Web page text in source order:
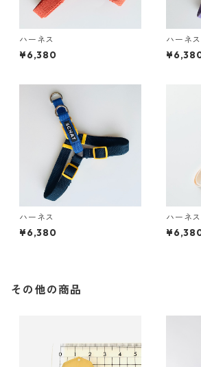
ハーネス
¥6,380
ハーネス
ハーネス
¥6,380
ハーネ
その他の商品